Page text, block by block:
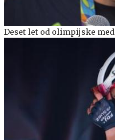
Deset let od olimpijske